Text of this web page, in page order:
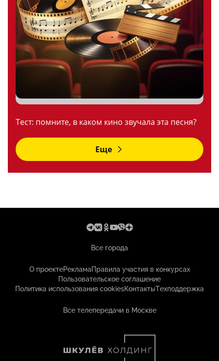
Тест: помните, в каком кино звучала эта песня?
Еще
Все города
О проектеРекламаПравила участия в конкурсах
Пользовательское соглашение
Политика использования cookiesКонтактыТехподдержка
Все телепередачи в Москве